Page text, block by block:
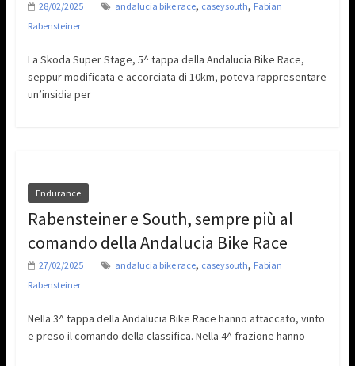
28/02/2025 andalucia bike race, caseysouth, Fabian
Rabensteiner
La Skoda Super Stage, 5^ tappa della Andalucia Bike Race,
seppur modificata e accorciata di 10km, poteva rappresentare
un’insidia per
Endurance
Rabensteiner e South, sempre più al
comando della Andalucia Bike Race
27/02/2025 andalucia bike race, caseysouth, Fabian
Rabensteiner
Nella 3^ tappa della Andalucia Bike Race hanno attaccato, vinto
e preso il comando della classifica. Nella 4^ frazione hanno